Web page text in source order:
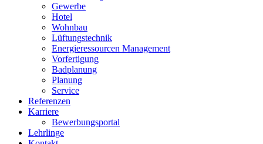
Gewerbe
Hotel
Wohnbau
Lüftungstechnik
Energieressourcen Management
Vorfertigung
Badplanung
Planung
Service
Referenzen
Karriere
Bewerbungsportal
Lehrlinge